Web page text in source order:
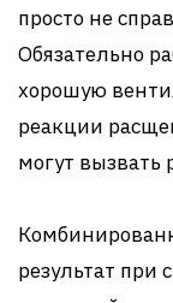
просто не
Обязательно
хорошую
реакции
могут вызвать
результат при